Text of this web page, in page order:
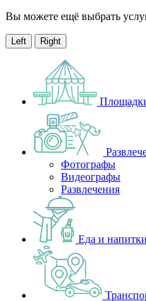
Вы можете ещё выбрать
Left Right
Фотографы
Видеографы
Развлечения
Еда и